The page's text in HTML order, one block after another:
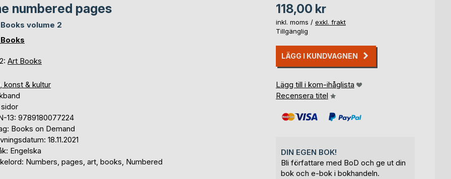
numbered pages
volume 2
Art Books
konst & kultur
13: 9789180077224
Books on Demand
18.11.2021
Engelska
Numbers, pages, art, books, Numbered
118,00 kr
inkl. moms / exkl. frakt
Tillgänglig
LÄGG I KUNDVAGNEN
Lägg till i kom-ihåglista
Recensera titel
DIN EGEN BOK!
Bli författare med BoD och ge ut din
bok och e-bok i bokhandeln.